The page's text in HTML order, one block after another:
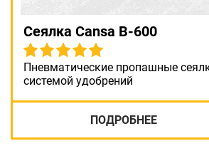
Сеялка Cansa B-600
Пневматические пропашные
системой удобрений
ПОДРОБНЕЕ